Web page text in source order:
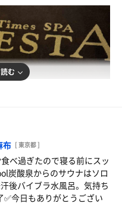
む
布 [ 東京都 ]
べ過ぎたので寝る前にスッ
炭酸泉からのサウナはソロ
後バイブラ水風呂。気持ち
今日もありがとうござい